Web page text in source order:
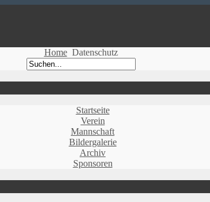
Home Datenschutz
Startseite
Verein
Mannschaft
Bildergalerie
Archiv
Sponsoren